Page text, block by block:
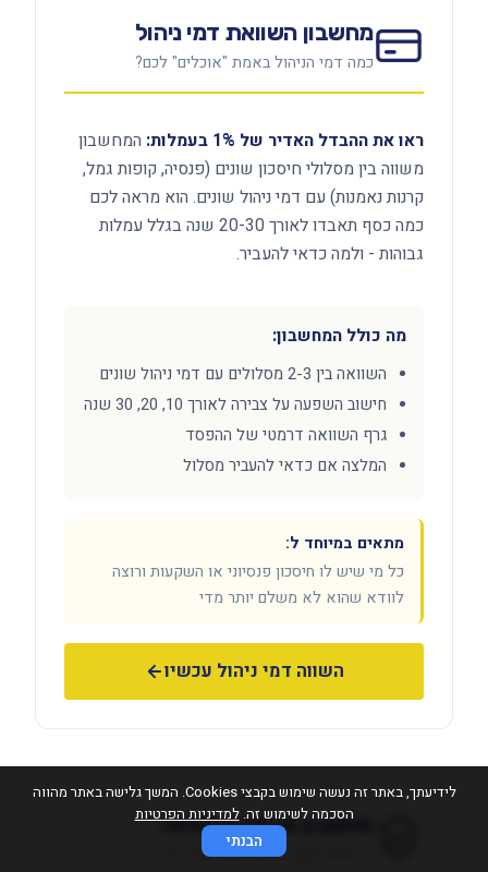
מחשבון השוואת דמי ניהול
כמה דמי הניהול באמת "אוכלים" לכם?
ראו את ההבדל האדיר של 1% בעמלות:
המחשבון
משווה בין מסלולי חיסכון שונים (פנסיה, קופות גמל,
קרנות נאמנות) עם דמי ניהול שונים. הוא מראה לכם
כמה כסף תאבדו לאורך 20-30 שנה בגלל עמלות
גבוהות - ולמה כדאי להעביר.
מה כולל המחשבון:
השוואה בין 2-3 מסלולים עם דמי ניהול שונים
חישוב השפעה על צבירה לאורך 10, 20, 30 שנה
גרף השוואה דרמטי של ההפסד
המלצה אם כדאי להעביר מסלול
מתאים במיוחד ל:
כל מי שיש לו חיסכון פנסיוני או השקעות ורוצה
לוודא שהוא לא משלם יותר מדי
השווה דמי ניהול עכשיו
מחשבון פנסיה מבטיחה
כדאיות מעבר לדמי ניהול של כלל
לידיעתך, באתר זה נעשה שימוש בקבצי Cookies. המשך גלישה באתר מהווה
הסכמה לשימוש זה.למדיניות הפרטיות
הבנתי